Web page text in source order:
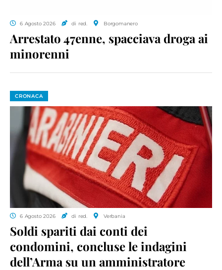
6 Agosto 2026 di red. Borgomanero
Arrestato 47enne, spacciava droga ai
minorenni
CRONACA
6 Agosto 2026 di red. Verbania
Soldi spariti dai conti dei
condomini, concluse le indagini
dell’Arma su un amministratore